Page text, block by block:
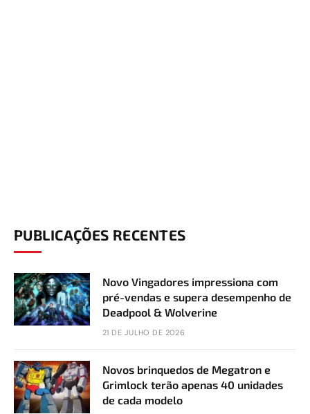
PUBLICAÇÕES RECENTES
Novo Vingadores impressiona com
pré-vendas e supera desempenho de
Deadpool & Wolverine
21 DE JULHO DE 2026
Novos brinquedos de Megatron e
Grimlock terão apenas 40 unidades
de cada modelo